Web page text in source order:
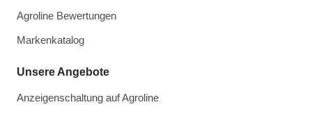
Agroline Bewertungen
Markenkatalog
Unsere Angebote
Anzeigenschaltung auf Agroline